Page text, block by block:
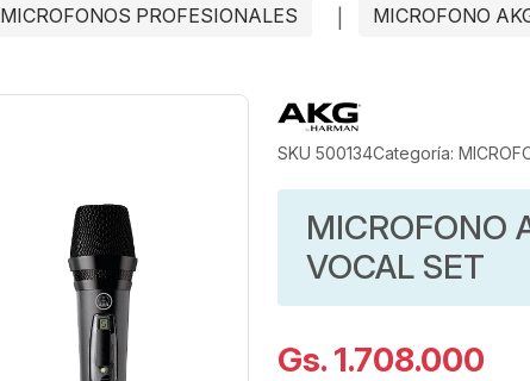
MICROFONOS PROFESIONALES MICROFONO
SKU 500134Categoría:
MICROFONO
VOCAL SET
Gs. 1.708.000